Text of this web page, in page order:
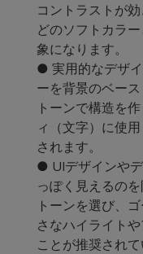
コントラストが
どのソフトカラ
象になります。
● 実用的なデザ
ーを背景のベー
トーンで構造を
ィ（文字）に使
されます。
● UIデザインや
っぽく見えるの
トーンを選び、
さなハイライト
ことが推奨されて